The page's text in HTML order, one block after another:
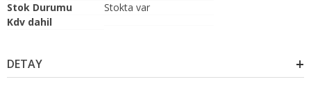
Stok Durumu
Stokta var
Kdv dahil
DETAY